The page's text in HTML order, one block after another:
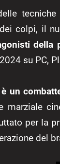
colpi, il
della
su PC,
un
marziale
per la
del